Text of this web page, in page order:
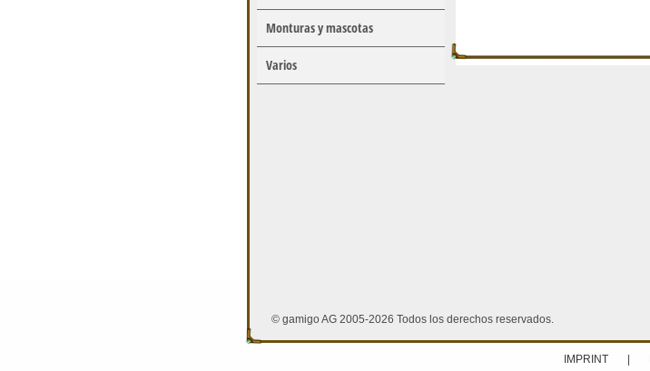
Monturas y mascotas
Varios
© gamigo AG 2005-2026 Todos los derechos reservados.
IMPRINT